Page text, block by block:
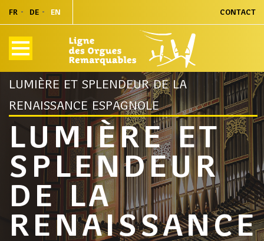
FR DE EN CONTACT
HOME
AGENDA
LUMIÈRE ET SPLENDEUR DE LA
RENAISSANCE ESPAGNOLE
LUMIÈRE ET
SPLENDEUR
DE LA
RENAISSANCE